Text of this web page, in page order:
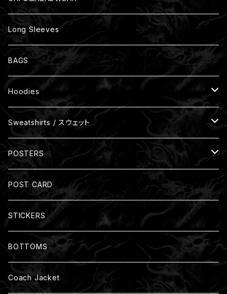
Size XL
Size XXL
Size XXXL
One Size
Long Sleeves
BAGS
Hoodies
裏パイル
裏起毛
Zip-up Hoodies
裏パイル
裏起毛
Sweatshirts / スウェット
裏パイル
裏起毛
POSTERS
Size: A3(297mm x 420mm)
Size: B3(364mm x 515mm)
POST CARD
STICKERS
BOTTOMS
Coach Jacket